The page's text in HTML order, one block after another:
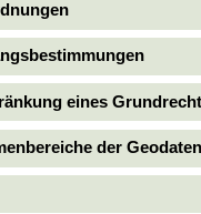
eines
der Geodaten